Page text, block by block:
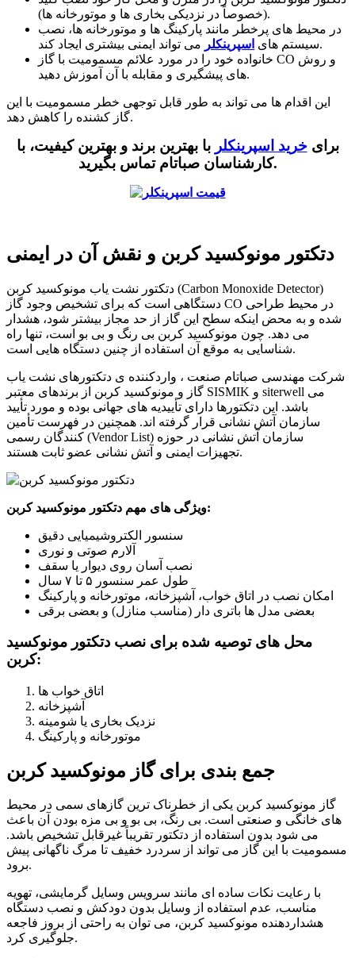
(خصوصاً در نزدیکی بخاری ها و موتورخانه ها).
در محیط های پرخطر مانند پارکینگ ها و موتورخانه ها، نصب
سیستم های اسپرینکلر
می تواند ایمنی بیشتری ایجاد کند.
خانواده خود را در مورد علائم مسمومیت با گاز CO و روش
های پیشگیری و مقابله با آن آموزش دهید.
این اقدام ها می تواند به طور قابل توجهی خطر مسمومیت با این
گاز کشنده را کاهش دهد.
برایخرید اسپرینکلر با بهترین برند و بهترین کیفیت، با
کارشناسان صباتام تماس بگیرید.
دتکتور مونوکسید کربن و نقش آن در ایمنی
دتکتور نشت یاب مونوکسید کربن (Carbon Monoxide Detector)
دستگاهی است که برای تشخیص وجود گاز CO در محیط طراحی
شده و به محض اینکه سطح این گاز از حد مجاز بیشتر شود، هشدار
می دهد. چون مونوکسید کربن بی رنگ و بی بو است، تنها راه
شناسایی به موقع آن استفاده از چنین دستگاه هایی است.
شرکت مهندسی صباتام صنعت ، واردکننده ی دتکتورهای نشت یاب
گاز و مونوکسید کربن از برندهای معتبر SISMIK و siterwell می
باشد. این دتکتورها دارای تأییدیه های جهانی بوده و مورد تأیید
سازمان آتش نشانی قرار گرفته اند. همچنین در فهرست تأمین
کنندگان رسمی (Vendor List) سازمان آتش نشانی در حوزه
تجهیزات ایمنی و آتش نشانی عضو ثابت هستند.
ویژگی های مهم دتکتور مونوکسید کربن:
سنسور الکتروشیمیایی دقیق
آلارم صوتی و نوری
نصب آسان روی دیوار یا سقف
طول عمر سنسور ۵ تا ۷ سال
امکان نصب در اتاق خواب، آشپزخانه، موتورخانه و پارکینگ
بعضی مدل ها باتری دار (مناسب منازل) و بعضی برقی
محل های توصیه شده برای نصب دتکتور مونوکسید
کربن:
اتاق خواب ها
آشپزخانه
نزدیک بخاری یا شومینه
موتورخانه و پارکینگ
جمع بندی برای گاز مونوکسید کربن
گاز مونوکسید کربن یکی از خطرناک ترین گازهای سمی در محیط
های خانگی و صنعتی است. بی رنگ، بی بو و بی مزه بودن آن باعث
می شود بدون استفاده از دتکتور تقریباً غیرقابل تشخیص باشد.
مسمومیت با این گاز می تواند از سردرد خفیف تا مرگ ناگهانی پیش
برود.
با رعایت نکات ساده ای مانند سرویس وسایل گرمایشی، تهویه
مناسب، عدم استفاده از وسایل بدون دودکش و نصب دستگاه
هشداردهنده مونوکسید کربن، می توان به راحتی از بروز فاجعه
جلوگیری کرد.